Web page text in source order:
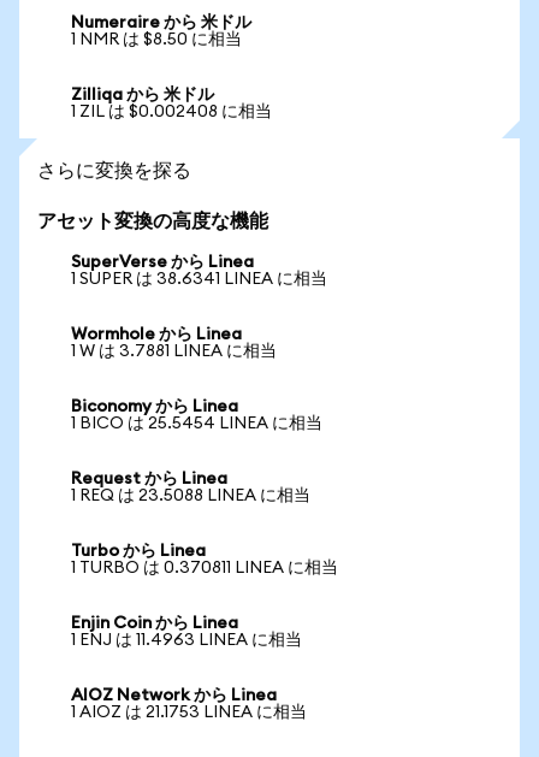
Numeraire から 米ドル
1 NMR は $8.50 に相当
Zilliqa から 米ドル
1 ZIL は $0.002408 に相当
さらに変換を探る
アセット変換の高度な機能
SuperVerse から Linea
1 SUPER は 38.6341 LINEA に相当
Wormhole から Linea
1 W は 3.7881 LINEA に相当
Biconomy から Linea
1 BICO は 25.5454 LINEA に相当
Request から Linea
1 REQ は 23.5088 LINEA に相当
Turbo から Linea
1 TURBO は 0.370811 LINEA に相当
Enjin Coin から Linea
1 ENJ は 11.4963 LINEA に相当
AIOZ Network から Linea
1 AIOZ は 21.1753 LINEA に相当